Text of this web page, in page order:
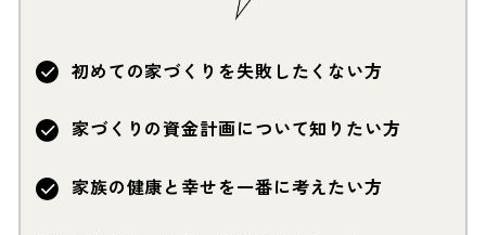
初めての家づくりを失敗したくない方
家づくりの資金計画について知りたい方
家族の健康と幸せを一番に考えたい方